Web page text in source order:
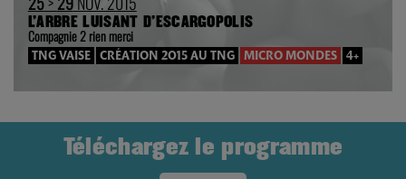
L’ARBRE LUISANT D’ESCARGOPOLIS
Compagnie 2 rien merci
TNG VAISE CRÉATION 2015 AU TNG MICRO MONDES 4+
Téléchargez le programme